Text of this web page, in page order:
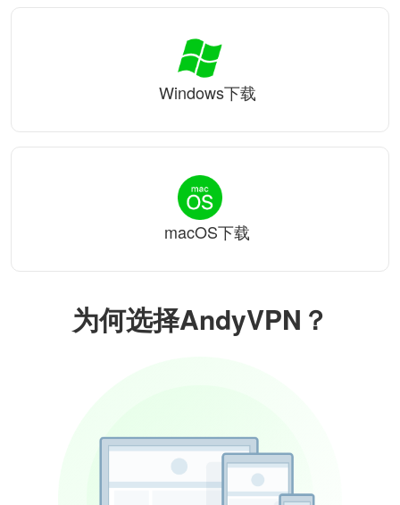
为何选择AndyVPN？
Windows下载
macOS下载